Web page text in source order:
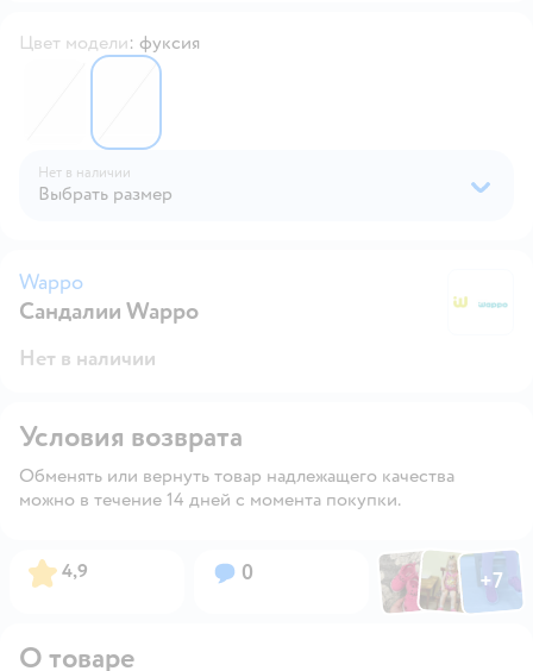
Цвет модели: фуксия
65590316559030
Нет в наличии
Выбрать размер
Wappo
Сандалии Wappo
Нет в наличии
Условия возврата
Обменять или вернуть товар надлежащего качества
можно в течение 14 дней с момента покупки.
Рейтинг:
4,9 Вопросов:
0 ФотоФотоФото
+7
Открыть
О товаре